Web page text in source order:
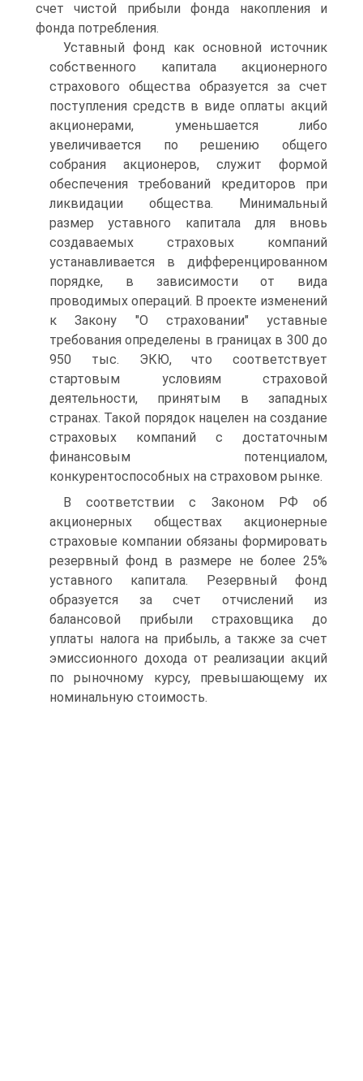
счет чистой прибыли фонда накопления и
фонда потребления.
Уставный фонд как основной источник
собственного капитала акционерного
страхового общества образуется за счет
поступления средств в виде оплаты акций
акционерами, уменьшается либо
увеличивается по решению общего
собрания акционеров, служит формой
обеспечения требований кредиторов при
ликвидации общества. Минимальный
размер уставного капитала для вновь
создаваемых страховых компаний
устанавливается в дифференцированном
порядке, в зависимости от вида
проводимых операций. В проекте изменений
к Закону "О страховании" уставные
требования определены в границах в 300 до
950 тыс. ЭКЮ, что соответствует
стартовым условиям страховой
деятельности, принятым в западных
странах. Такой порядок нацелен на создание
страховых компаний с достаточным
финансовым потенциалом,
конкурентоспособных на страховом рынке.
В соответствии с Законом РФ об
акционерных обществах акционерные
страховые компании обязаны формировать
резервный фонд в размере не более 25%
уставного капитала. Резервный фонд
образуется за счет отчислений из
балансовой прибыли страховщика до
уплаты налога на прибыль, а также за счет
эмиссионного дохода от реализации акций
по рыночному курсу, превышающему их
номинальную стоимость.